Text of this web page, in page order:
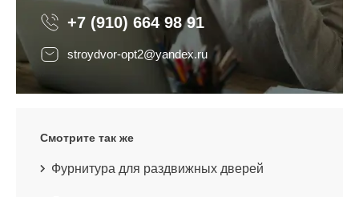
+7 (910) 664 98 91
stroydvor-opt2@yandex.ru
Смотрите так же
Фурнитура для раздвижных дверей